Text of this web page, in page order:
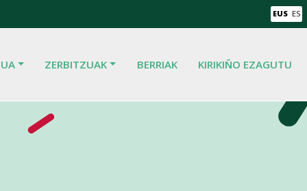
EUS ES
ZERBITZUAK BERRIAK KIRIKIÑO EZAGUTU